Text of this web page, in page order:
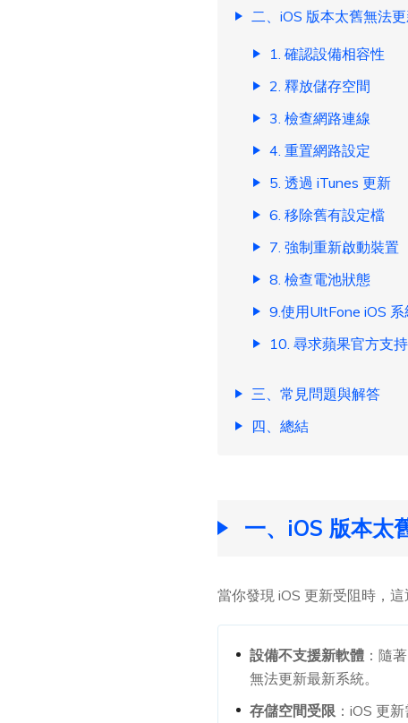
二、iOS 版本太舊無法
1. 確認設備相容性
2. 釋放儲存空間
3. 檢查網路連線
4. 重置網路設定
5. 透過 iTunes 更新
6. 移除舊有設定檔
7. 強制重新啟動裝置
8. 檢查電池狀態
9.使用UltFone iOS
10. 尋求蘋果官方支持
三、常見問題與解答
四、總結
一、iOS 版本太
當你發現 iOS 更新受阻時，
設備不支援新軟體 ：隨
無法更新最新系統。
存儲空間受限 ：iOS 更